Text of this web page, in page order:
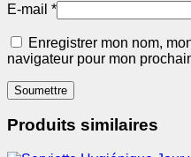
E-mail *
Enregistrer mon nom,
navigateur pour mon
Produits similaires